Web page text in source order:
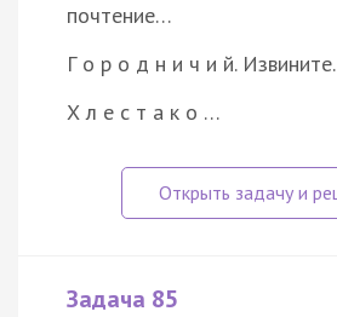
почтение…
Г о р о д н и ч и й. Извините.
Х л е с т а к о …
Задача 85